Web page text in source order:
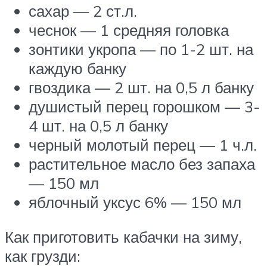
сахар — 2 ст.л.
чеснок — 1 средняя головка
зонтики укропа — по 1-2 шт. на
каждую банку
гвоздика — 2 шт. на 0,5 л банку
душистый перец горошком — 3-
4 шт. на 0,5 л банку
черный молотый перец — 1 ч.л.
растительное масло без запаха
— 150 мл
яблочный уксус 6% — 150 мл
Как приготовить кабачки на зиму,
как грузди: